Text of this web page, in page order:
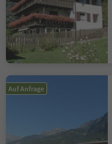
Auf Anfrage